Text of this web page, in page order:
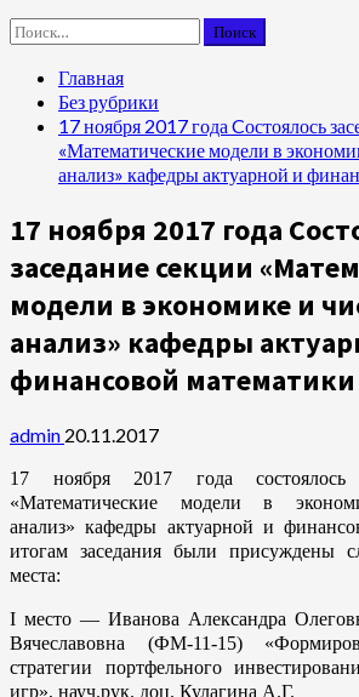
Найти:
Главная
Без рубрики
17 ноября 2017 года Cостоялось
«Математические модели в
анализ» кафедры актуарной и
17 ноября 2017 года
заседание секции
модели в экономике и
анализ» кафедры
финансовой математики
admin 20.11.2017
17 ноября 2017 года состоялось
«Математические модели в
анализ» кафедры актуарной и
итогам заседания были присуждены
места:
I место — Иванова Александра
Вячеславовна (ФМ-11-15)
стратегии портфельного
игр», науч.рук. доц. Кулагина А.Г.